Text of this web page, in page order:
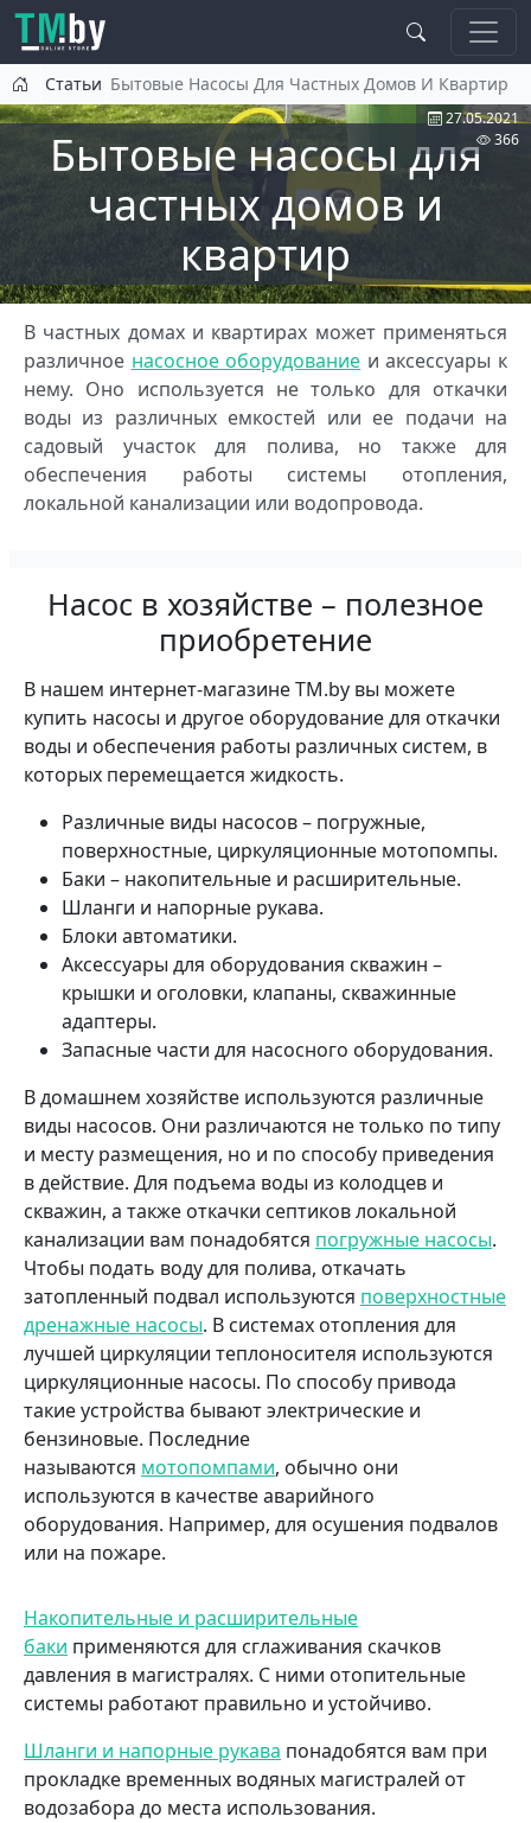
Перейти к основному содержанию
Статьи Бытовые Насосы Для Частных Домов И Квартир
Бытовые насосы для
частных домов и
квартир
27.05.2021
366
В частных домах и квартирах может применяться
различное насосное оборудование и аксессуары к
нему. Оно используется не только для откачки
воды из различных емкостей или ее подачи на
садовый участок для полива, но также для
обеспечения работы системы отопления,
локальной канализации или водопровода.
Насос в хозяйстве – полезное
приобретение
В нашем интернет-магазине TM.by вы можете
купить насосы и другое оборудование для откачки
воды и обеспечения работы различных систем, в
которых перемещается жидкость.
Различные виды насосов – погружные,
поверхностные, циркуляционные мотопомпы.
Баки – накопительные и расширительные.
Шланги и напорные рукава.
Блоки автоматики.
Аксессуары для оборудования скважин –
крышки и оголовки, клапаны, скважинные
адаптеры.
Запасные части для насосного оборудования.
В домашнем хозяйстве используются различные
виды насосов. Они различаются не только по типу
и месту размещения, но и по способу приведения
в действие. Для подъема воды из колодцев и
скважин, а также откачки септиков локальной
канализации вам понадобятся погружные насосы.
Чтобы подать воду для полива, откачать
затопленный подвал используются поверхностные
дренажные насосы. В системах отопления для
лучшей циркуляции теплоносителя используются
циркуляционные насосы. По способу привода
такие устройства бывают электрические и
бензиновые. Последние
называются мотопомпами, обычно они
используются в качестве аварийного
оборудования. Например, для осушения подвалов
или на пожаре.
Накопительные и расширительные
баки применяются для сглаживания скачков
давления в магистралях. С ними отопительные
системы работают правильно и устойчиво.
Шланги и напорные рукава понадобятся вам при
прокладке временных водяных магистралей от
водозабора до места использования.